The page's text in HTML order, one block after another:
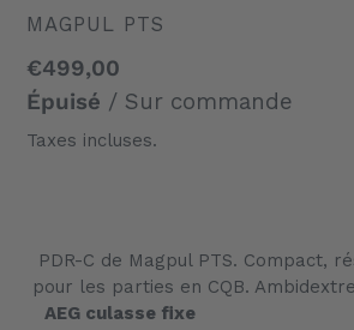
DISTRIBUTEUR
MAGPUL PTS
Prix
normal
€499,00
Épuisé / Sur commande
Taxes incluses.
produit
à
PDR-C de Magpul PTS. Compact,
pour les parties en CQB.
AEG culasse fixe